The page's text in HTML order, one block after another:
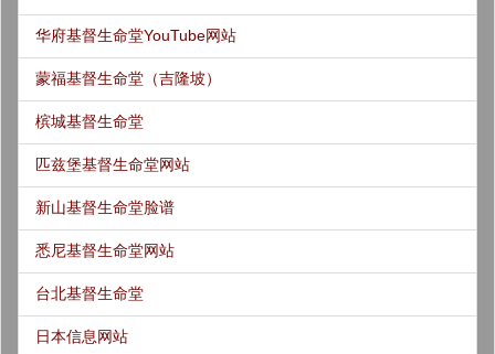
华府基督生命堂YouTube网站
蒙福基督生命堂（吉隆坡）
槟城基督生命堂
匹兹堡基督生命堂网站
新山基督生命堂脸谱
悉尼基督生命堂网站
台北基督生命堂
日本信息网站